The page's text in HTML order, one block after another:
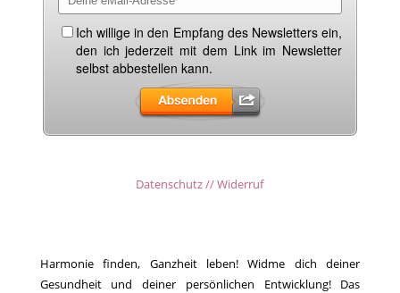
Datenschutz // Widerruf
Harmonie finden, Ganzheit leben! Widme dich deiner
Gesundheit und deiner persönlichen Entwicklung! Das